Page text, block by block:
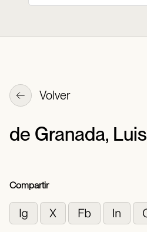
Volver
de Granada, Luis
Compartir